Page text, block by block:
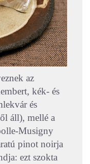
az
kék- és
és
áll), mellé a
Musigny
pinot noirja
ezt szokta